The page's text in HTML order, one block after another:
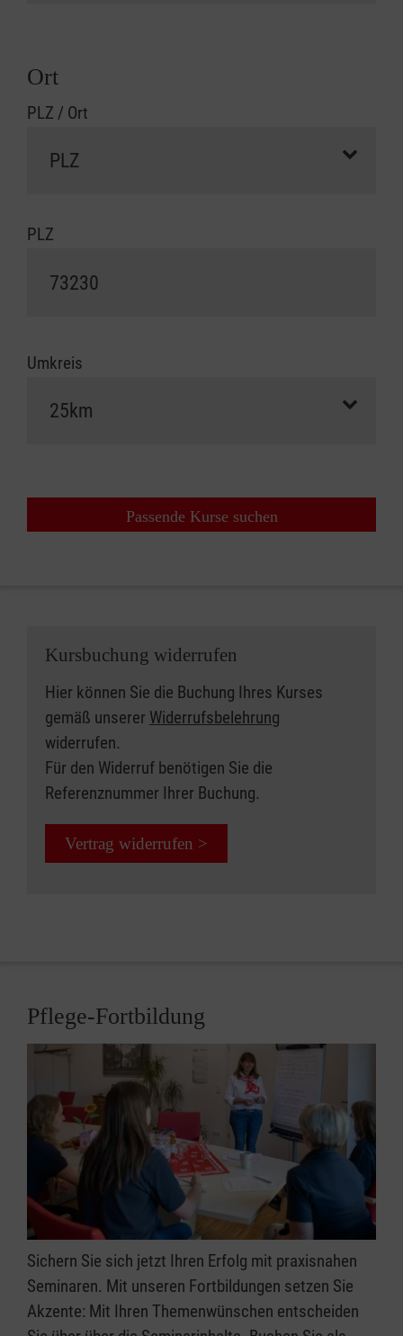
Ort
PLZ / Ort
PLZ
Umkreis
Passende Kurse suchen
Kursbuchung widerrufen
Hier können Sie die Buchung Ihres Kurses
gemäß unserer Widerrufsbelehrung
widerrufen.
Für den Widerruf benötigen Sie die
Referenznummer Ihrer Buchung.
Vertrag widerrufen >
Pflege-Fortbildung
Sichern Sie sich jetzt Ihren Erfolg mit praxisnahen
Seminaren. Mit unseren Fortbildungen setzen Sie
Akzente: Mit Ihren Themenwünschen entscheiden